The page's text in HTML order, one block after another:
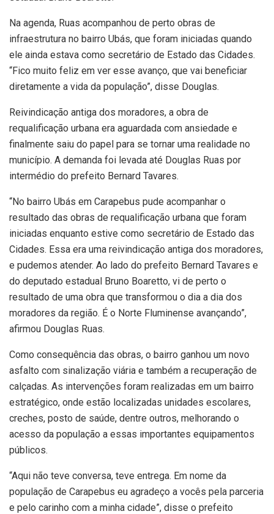
Na agenda, Ruas acompanhou de perto obras de
infraestrutura no bairro Ubás, que foram iniciadas quando
ele ainda estava como secretário de Estado das Cidades.
“Fico muito feliz em ver esse avanço, que vai beneficiar
diretamente a vida da população”, disse Douglas.
Reivindicação antiga dos moradores, a obra de
requalificação urbana era aguardada com ansiedade e
finalmente saiu do papel para se tornar uma realidade no
município. A demanda foi levada até Douglas Ruas por
intermédio do prefeito Bernard Tavares.
“No bairro Ubás em Carapebus pude acompanhar o
resultado das obras de requalificação urbana que foram
iniciadas enquanto estive como secretário de Estado das
Cidades. Essa era uma reivindicação antiga dos moradores,
e pudemos atender. Ao lado do prefeito Bernard Tavares e
do deputado estadual Bruno Boaretto, vi de perto o
resultado de uma obra que transformou o dia a dia dos
moradores da região. É o Norte Fluminense avançando”,
afirmou Douglas Ruas.
Como consequência das obras, o bairro ganhou um novo
asfalto com sinalização viária e também a recuperação de
calçadas. As intervenções foram realizadas em um bairro
estratégico, onde estão localizadas unidades escolares,
creches, posto de saúde, dentre outros, melhorando o
acesso da população a essas importantes equipamentos
públicos.
“Aqui não teve conversa, teve entrega. Em nome da
população de Carapebus eu agradeço a vocês pela parceria
e pelo carinho com a minha cidade”, disse o prefeito